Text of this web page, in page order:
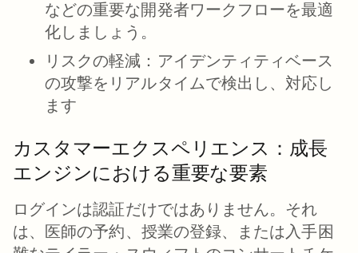
などの重要な開発者ワークフローを最適
化しましょう。
リスクの軽減 ：アイデンティティベース
の攻撃をリアルタイムで検出し、対応し
ます
カスタマーエクスペリエンス：成長
エンジンにおける重要な要素
ログインは認証だけではありません。それ
は、医師の予約、授業の登録、または入手困